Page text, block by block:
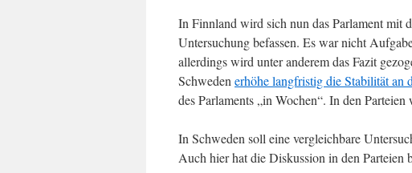
In Finnland wird sich nun das Parlament mit
Untersuchung befassen. Es war nicht
allerdings wird unter anderem das Fazit
Schweden erhöhe langfristig die Stabilität an
des Parlaments „in Wochen“. In den
In Schweden soll eine vergleichbare
Auch hier hat die Diskussion in den Parteien